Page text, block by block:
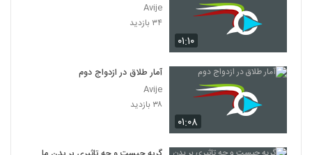
۰۱:۱۰
Avije
۳۴ بازدید
۰۱:۰۸
آمار طلاق در ازدواج دوم
Avije
۳۸ بازدید